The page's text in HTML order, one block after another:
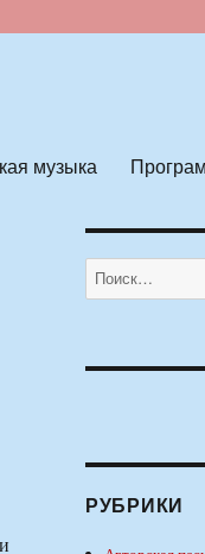
музыка
Искать:
РУБРИКИ